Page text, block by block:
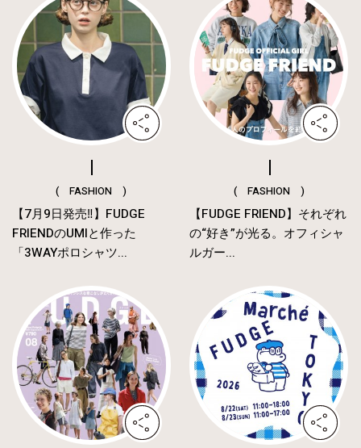
( FASHION )
【7月9日発売‼︎】FUDGE
FRIENDのUMIと作った
「3WAYポロシャツ...
( FASHION )
【FUDGE FRIEND】それぞれ
の“好き”が光る。オフィシャ
ルガー...